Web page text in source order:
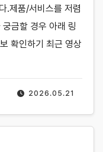
2026.05.21
.제품/서비스를 저렴
금할 경우 아래 링
확인하기 최근 영상